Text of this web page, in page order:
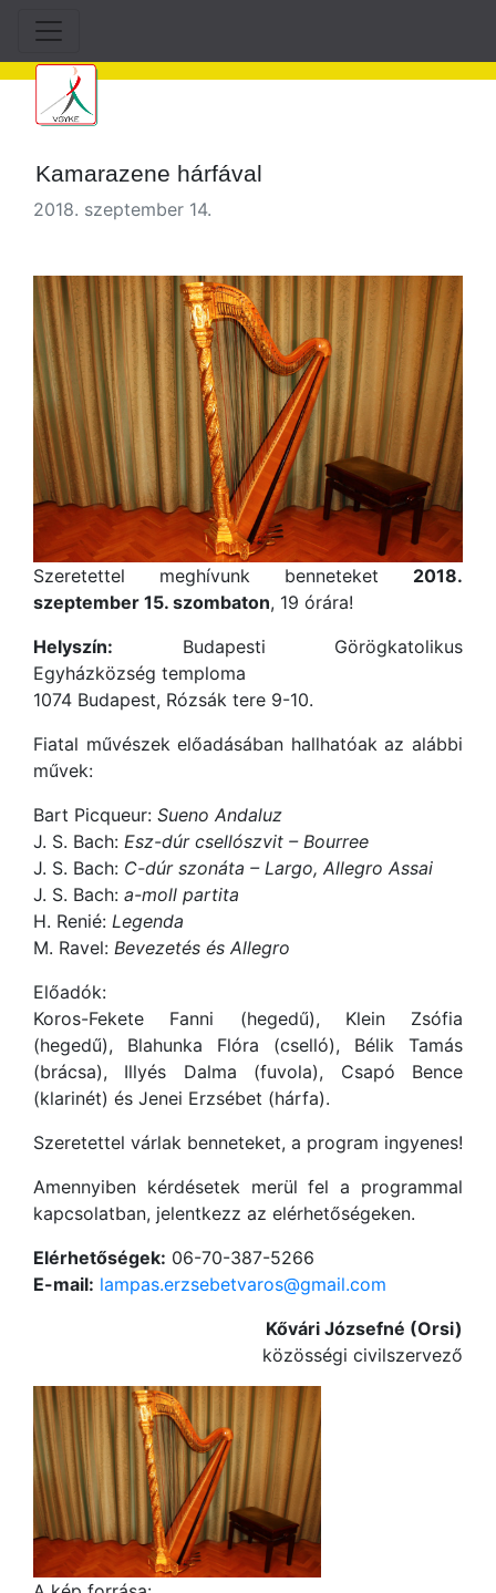
Kamarazene hárfával
2018. szeptember 14.
Szeretettel meghívunk benneteket 2018.
szeptember 15. szombaton, 19 órára!
Helyszín: Budapesti Görögkatolikus
Egyházközség temploma
1074 Budapest, Rózsák tere 9-10.
Fiatal művészek előadásában hallhatóak az alábbi
művek:
Bart Picqueur: Sueno Andaluz
J. S. Bach: Esz-dúr csellószvit – Bourree
J. S. Bach: C-dúr szonáta – Largo, Allegro Assai
J. S. Bach: a-moll partita
H. Renié: Legenda
M. Ravel: Bevezetés és Allegro
Előadók:
Koros-Fekete Fanni (hegedű), Klein Zsófia
(hegedű), Blahunka Flóra (cselló), Bélik Tamás
(brácsa), Illyés Dalma (fuvola), Csapó Bence
(klarinét) és Jenei Erzsébet (hárfa).
Szeretettel várlak benneteket, a program ingyenes!
Amennyiben kérdésetek merül fel a programmal
kapcsolatban, jelentkezz az elérhetőségeken.
Elérhetőségek: 06-70-387-5266
E-mail: lampas.erzsebetvaros@gmail.com
Kővári Józsefné (Orsi)
közösségi civilszervező